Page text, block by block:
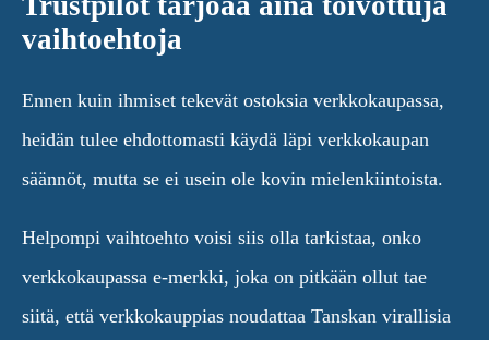
vaihtoehtoja
Ennen kuin ihmiset tekevät ostoksia verkkokaupassa,
heidän tulee ehdottomasti käydä läpi verkkokaupan
säännöt, mutta se ei usein ole kovin mielenkiintoista.
Helpompi vaihtoehto voisi siis olla tarkistaa, onko
verkkokaupassa e-merkki, joka on pitkään ollut tae
siitä, että verkkokauppias noudattaa Tanskan virallisia